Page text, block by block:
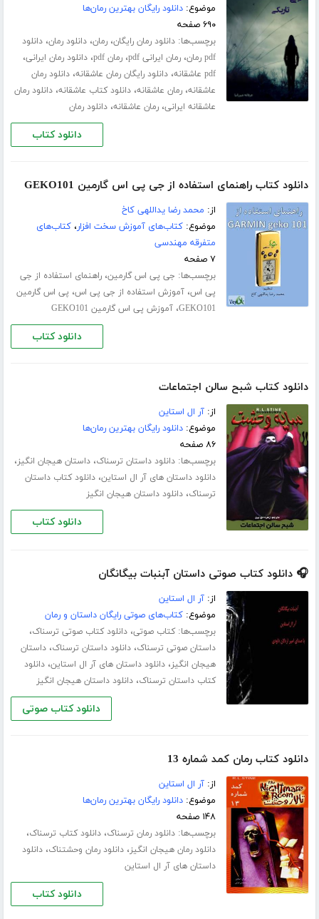
موضوع:دانلود رایگان بهترین رمان‌ها
۶۹۰ صفحه
برچسب‌ها:دانلود رمان رایگان،رمان،دانلود رمان،دانلود
pdf رمان
،رمان ایرانی pdf ،رمان pdf ،دانلود رمان ایرانی،
pdf عاشقانه ،دانلود رایگان رمان عاشقانه،دانلود رمان
عاشقانه،رمان عاشقانه،دانلود کتاب عاشقانه،دانلود رمان
عاشقانه ایرانی،رمان عاشقانه،دانلود رمان
دانلود کتاب
دانلود کتاب راهنمای استفاده از جی پی اس گارمین GEKO101
از: محمد رضا یداللهی کاخ
موضوع:کتاب‌های آموزش سخت افزار،کتاب‌های
متفرقه مهندسی
۷ صفحه
برچسب‌ها: جی پی اس گارمین،راهنمای استفاده از جی
پی اس،آموزش استفاده از جی پی اس، پی اس گارمین
GEKO101،آموزش پی اس گارمین GEKO101
دانلود کتاب
دانلود کتاب شبح سالن اجتماعات
از:آر ال استاین
موضوع:دانلود رایگان بهترین رمان‌ها
۸۶ صفحه
برچسب‌ها:دانلود داستان ترسناک،داستان هیجان انگیز،
دانلود داستان های آر ال استاین،دانلود کتاب داستان
ترسناک،دانلود داستان هیجان انگیز
دانلود کتاب
🎧 دانلود کتاب صوتی داستان آبنبات بیگانگان
از:آر ال استاین
موضوع:کتاب‌های صوتی رایگان داستان و رمان
برچسب‌ها:کتاب صوتی،دانلود کتاب صوتی ترسناک،
داستان صوتی ترسناک،دانلود داستان ترسناک،داستان
هیجان انگیز،دانلود داستان های آر ال استاین،دانلود
کتاب داستان ترسناک،دانلود داستان هیجان انگیز
دانلود کتاب صوتی
دانلود کتاب رمان کمد شماره 13
از:آر ال استاین
موضوع:دانلود رایگان بهترین رمان‌ها
۱۴۸ صفحه
برچسب‌ها:دانلود رمان ترسناک،دانلود کتاب ترسناک،
دانلود رمان هیجان انگیز،دانلود رمان وحشتناک،دانلود
داستان های آر ال استاین
دانلود کتاب